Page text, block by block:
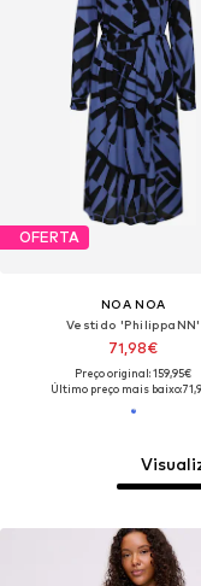
OFERTA
NOA NOA
Vestido 'PhilippaNN'
71,98€
Preço original: 159,95€
Último preço mais baixo: